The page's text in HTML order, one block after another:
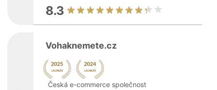
8.3
Vohaknemete.cz
Česká e-commerce společnost